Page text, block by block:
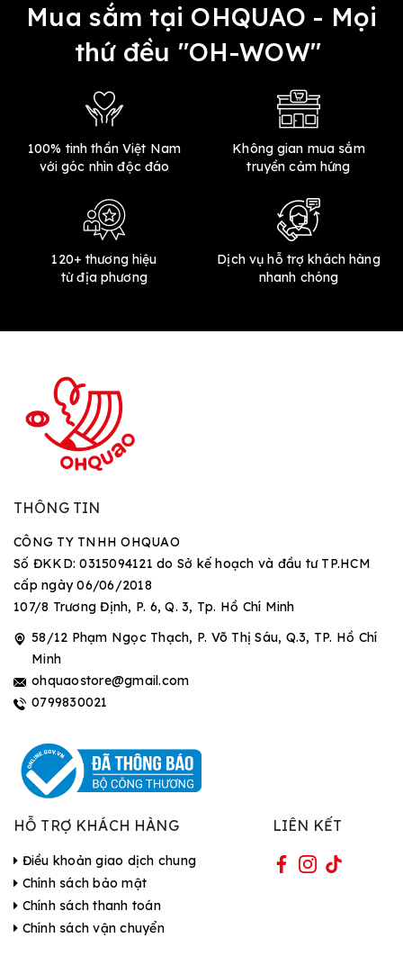
Mua sắm tại OHQUAO - Mọi
thứ đều "OH-WOW"
100% tinh thần Việt Nam
với góc nhìn độc đáo
Không gian mua sắm
truyền cảm hứng
120+ thương hiệu
từ địa phương
Dịch vụ hỗ trợ khách hàng
nhanh chóng
THÔNG TIN
CÔNG TY TNHH OHQUAO
Số ĐKKD: 0315094121 do Sở kế hoạch và đầu tư TP.HCM
cấp ngày 06/06/2018
107/8 Trương Định, P. 6, Q. 3, Tp. Hồ Chí Minh
58/12 Phạm Ngọc Thạch, P. Võ Thị Sáu, Q.3, TP. Hồ Chí
Minh
ohquaostore@gmail.com
0799830021
HỖ TRỢ KHÁCH HÀNG
Điều khoản giao dịch chung
Chính sách bảo mật
Chính sách thanh toán
Chính sách vận chuyển
LIÊN KẾT